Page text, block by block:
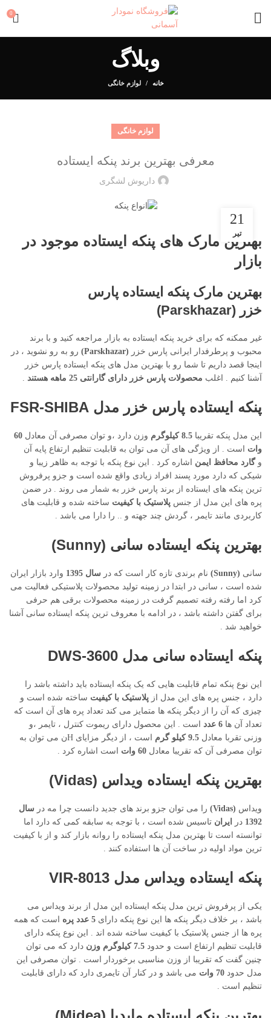
0
وبلاگ
خانه لوازم خانگی
لوازم خانگی
معرفی بهترین برند پنکه ایستاده
داریوش لشگری
21
تیر
بهترین مارک های پنکه ایستاده موجود در
بازار
بهترین مارک پنکه ایستاده پارس
خزر (Parskhazar)
غیر ممکنه که برای خرید پنکه ایستاده به بازار مراجعه کنید و با برند
محبوب و پرطرفدار ایرانی پارس خزر (Parskhazar)
رو به رو نشوید ، در
اینجا قصد داریم تا شما رو با بهترین مدل های پنکه ایستاده پارس خزر
آشنا کنیم . اغلب محصولات پارس خزر دارای گارانتی 25 ماهه هستند
پنکه ایستاده پارس خزر مدل FSR-SHIBA
این مدل پنکه تقریبا 8.5 کیلوگرم وزن دارد ،و توان مصرفی آن معادل 60
وات است . از ویژگی های آن می توان به قابلیت تنظیم ارتفاع پایه آن
و گارد محافظ ایمن اشاره کرد . این نوع پنکه با توجه به ظاهر زیبا و
شیکی که دارد مورد پسند افراد زیادی واقع شده است و جزو پرفروش
ترین پنکه های ایستاده از برند پارس خزر به شمار می روند . در ضمن
پره های این مدل از جنس پلاستیک با کیفیت ساخته شده و قابلیت های
کاربردی مانند تایمر ، گردش چند جهته و .. را دارا می باشد .
بهترین پنکه ایستاده سانی (Sunny)
سانی (Sunny) نام برندی تازه کار است که در سال 1395
وارد بازار ایران
شده است ، سانی در ابتدا در زمینه تولید محصولات پلاستیکی فعالیت می
کرد اما رفته رفته تصمیم گرفت در زمینه محصولات برقی هم حرفی
برای گفتن داشته باشد ، در ادامه با معروف ترین پنکه ایستاده سانی آشنا
خواهید شد .
پنکه ایستاده سانی مدل DWS-3600
این نوع پنکه تمام قابلیت هایی که یک پنکه ایستاده باید داشته باشد را
دارد ، جنس پره های این مدل از پلاستیک با کیفیت ساخته شده است و
چیزی که آن را از دیگر پنکه ها متمایز می کند تعداد پره های آن است که
تعداد آن ها
است . این محصول دارای ریموت کنترل ، تایمر ،و
وزنی تقربا معادل
است ، از دیگر مزایای Hن می توان به
توان مصرفی آن که تقریبا معادل
است اشاره کرد .
بهترین پنکه ایستاده ویداس (Vidas)
ویداس (Vidas) را می توان جزو برند های جدید دانست چرا مه در سال
1392 در ایران تاسیس شده است ، با توجه به سابقه کمی که دارد اما
توانسته است تا بهترین مدل پنکه ایستاده را روانه بازار کند و از با کیفیت
ترین مواد اولیه در ساخت آن ها استفاده کنند .
پنکه ایستاده ویداس مدل VIR-8013
یکی از پرفروش ترین مدل پنکه ایستاده این مدل از برند ویداس می
باشد ، بر خلاف دیگر پنکه ها این نوع پنکه دارای 5 عدد پره
است که همه
پره ها از جنس پلاستیک با کیفیت ساخته شده اند . این نوع پنکه دارای
قابلیت تنظیم ارتفاع است و حدود
دارد که می توان
چنین گفت که تقریبا از وزن مناسبی برخوردار است . توان مصرفی این
مدل حدود
می باشد و در کنار آن تایمری دارد که دارای قابلیت
تنظیم است .